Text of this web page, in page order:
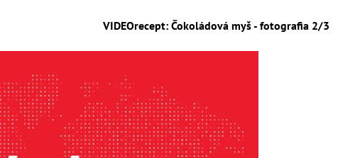
VIDEOrecept: Čokoládová myš - fotografia 2/3